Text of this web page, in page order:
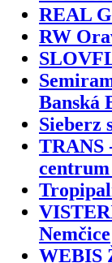
REAL
RW
Banská
Sieberz
TRANS
Nemčice
WEBIS